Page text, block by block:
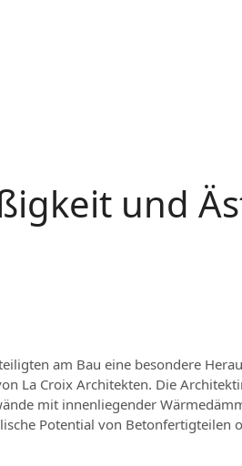
und
am Bau eine besondere
La Croix Architekten. Die
mit innenliegender
Potential von Betonfertigteilen